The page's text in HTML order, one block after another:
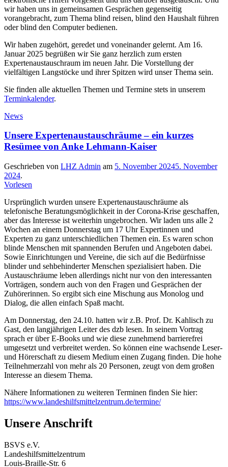
wir haben uns in gemeinsamen Gesprächen gegenseitig
vorangebracht, zum Thema blind reisen, blind den Haushalt führen
oder blind den Computer bedienen.
Wir haben zugehört, geredet und voneinander gelernt. Am 16.
Januar 2025 begrüßen wir Sie ganz herzlich zum ersten
Expertenaustauschraum im neuen Jahr. Die Vorstellung der
vielfältigen Langstöcke und ihrer Spitzen wird unser Thema sein.
Sie finden alle aktuellen Themen und Termine stets in unserem
Terminkalender.
News
Unsere Expertenaustauschräume – ein kurzes
Resümee von Anke Lehmann-Kaiser
Geschrieben von LHZ Admin am 5. November 20245. November
2024.
Vorlesen
Ursprünglich wurden unsere Expertenaustauschräume als
telefonische Beratungsmöglichkeit in der Corona-Krise geschaffen,
aber das Interesse ist weiterhin ungebrochen. Wir laden uns alle 2
Wochen an einem Donnerstag um 17 Uhr Expertinnen und
Experten zu ganz unterschiedlichen Themen ein. Es waren schon
blinde Menschen mit spannenden Berufen und Angeboten dabei.
Sowie Einrichtungen und Vereine, die sich auf die Bedürfnisse
blinder und sehbehinderter Menschen spezialisiert haben. Die
Austauschräume leben allerdings nicht nur von den interessanten
Vorträgen, sondern auch von den Fragen und Gesprächen der
Zuhörerinnen. So ergibt sich eine Mischung aus Monolog und
Dialog, die allen einfach Spaß macht.
Am Donnerstag, den 24.10. hatten wir z.B. Prof. Dr. Kahlisch zu
Gast, den langjährigen Leiter des dzb lesen. In seinem Vortrag
sprach er über E-Books und wie diese zunehmend barrierefrei
umgesetzt und verbreitet werden. So können eine wachsende Leser-
und Hörerschaft zu diesem Medium einen Zugang finden. Die hohe
Teilnehmerzahl von mehr als 20 Personen, zeugt von dem großen
Interesse an diesem Thema.
Nähere Informationen zu weiteren Terminen finden Sie hier:
https://www.landeshilfsmittelzentrum.de/termine/
Unsere Anschrift
BSVS e.V.
Landeshilfsmittelzentrum
Louis-Braille-Str. 6